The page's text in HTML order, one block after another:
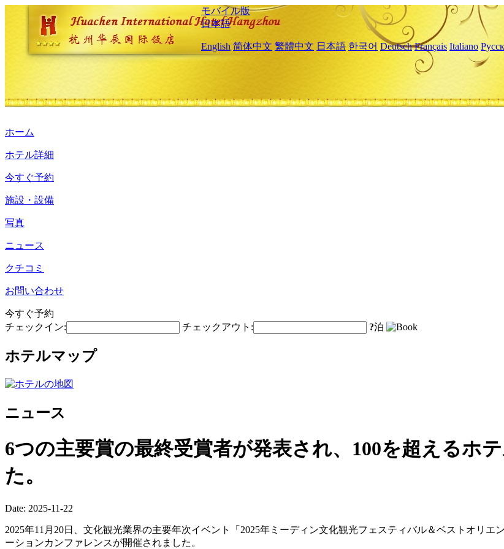
モバイル版
日本語
English 简体中文 繁體中文 日本語 한국어 Deutsch Français Italiano
ホーム
ホテル詳細
今すぐ予約
施設・設備
写真
ニュース
クチコミ
お問い合わせ
今すぐ予約
チェックイン:
チェックアウト: ?泊
ホテルマップ
ニュース
6つの主要賞の最終受賞者が発表され、100を超えるホ
た。
Date: 2025-11-22
2025年11月20日、文化観光業界の主要年次イベント「2025年ミーディン文化観光フェスティバル＆ベストオリ
ーションカンファレンスが開催されました。